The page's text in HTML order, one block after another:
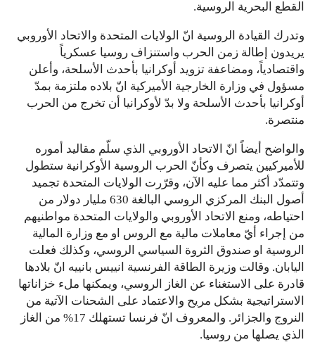
القطع البحرية الروسية.
وتدرك القيادة الروسية انّ الولايات المتحدة والاتحاد الأوروبي
يريدون إطالة زمن الحرب واستنزاف روسيا عسكرياً
واقتصادياً، ومضاعفة تزويد أوكرانيا بأحدث الأسلحة، وأعلن
مسؤول في وزارة الخارجية الأميركية انّ بلاده ملتزمة بمدّ
أوكرانيا بأحدث الأسلحة ولا بدّ لأوكرانيا أن تخرج من الحرب
منتصرة.
والواضح أيضاً انّ الاتحاد الأوروبي الذي سلّم مقاليد أموره
للأميركيين يتصرف وكأنّ الحرب الروسية الأوكرانية ستطول
وتتمدّد أكثر مما عليه الآن، وقرّرت الولايات المتحدة تجميد
أصول البنك المركزي الروسي البالغة 630 مليار دولار من
احتياطه، ومنع الاتحاد الأوروبي والولايات المتحدة مواطنيهم
من إجراء أيّ معاملات مالية مع الروس او مع وزارة المالية
الروسية او صندوق الثروة السياسي الروسي، وكذلك فعلت
اليابان. وقالت وزيرة الطاقة الفرنسية انييس بانييه انّ بلادها
قادرة على الاستغناء عن الغاز الروسي، ويمكنها ملء خزاناتها
الاستراتيجية بشكل مريح والاعتماد على الشحنات الآتية من
النروج والجزائر. والمعروف انّ فرنسا تستهلك 17% من الغاز
الذي يصلها من روسيا.